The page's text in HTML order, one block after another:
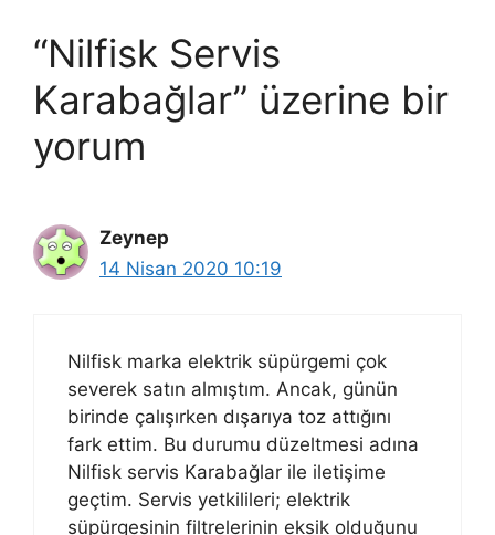
“Nilfisk Servis
Karabağlar” üzerine bir
yorum
Zeynep
14 Nisan 2020 10:19
Nilfisk marka elektrik süpürgemi çok
severek satın almıştım. Ancak, günün
birinde çalışırken dışarıya toz attığını
fark ettim. Bu durumu düzeltmesi adına
Nilfisk servis Karabağlar ile iletişime
geçtim. Servis yetkilileri; elektrik
süpürgesinin filtrelerinin eksik olduğunu